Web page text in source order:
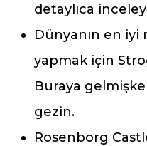
detaylıca
Dünyanın en iyi
yapmak için
Buraya
gezin.
Rosenborg